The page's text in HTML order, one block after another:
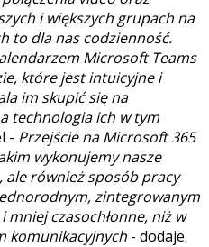
i większych grupach na
to dla nas codzienność.
Microsoft Teams
które jest intuicyjne i
im skupić się na
technologia ich w tym
- Przejście na Microsoft 365
wykonujemy nasze
również sposób pracy
zintegrowanym
czasochłonne, niż w
komunikacyjnych - dodaje.